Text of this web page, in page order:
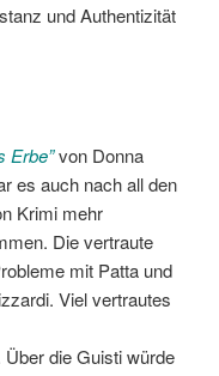
und Authentizität
Erbe”von Donna
es auch nach all den
Krimi mehr
Die vertraute
mit Patta und
Viel vertrautes
die Guisti würde